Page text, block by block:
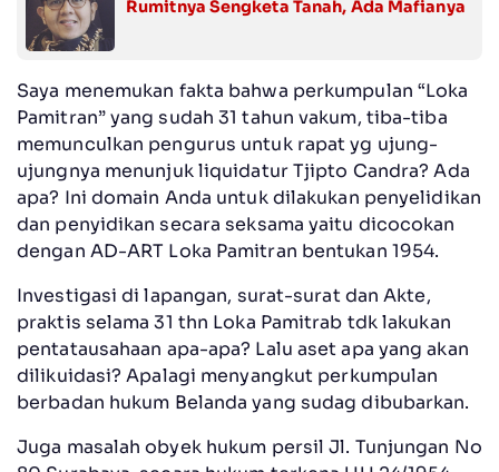
Rumitnya Sengketa Tanah, Ada Mafianya
Saya menemukan fakta bahwa perkumpulan “Loka
Pamitran” yang sudah 31 tahun vakum, tiba-tiba
memunculkan pengurus untuk rapat yg ujung-
ujungnya menunjuk liquidatur Tjipto Candra? Ada
apa? Ini domain Anda untuk dilakukan penyelidikan
dan penyidikan secara seksama yaitu dicocokan
dengan AD-ART Loka Pamitran bentukan 1954.
Investigasi di lapangan, surat-surat dan Akte,
praktis selama 31 thn Loka Pamitrab tdk lakukan
pentatausahaan apa-apa? Lalu aset apa yang akan
dilikuidasi? Apalagi menyangkut perkumpulan
berbadan hukum Belanda yang sudag dibubarkan.
Juga masalah obyek hukum persil Jl. Tunjungan No